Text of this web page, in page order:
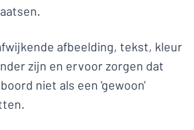
afbeelding, tekst, kleur
zijn en ervoor zorgen dat
niet als een 'gewoon'